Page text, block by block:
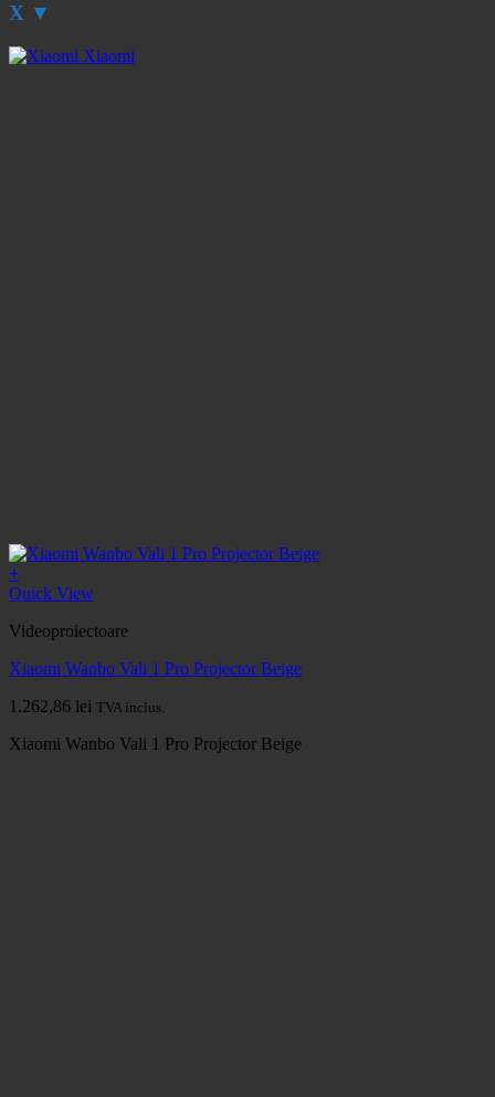
X ▼
Xiaomi
+
Quick View
Videoproiectoare
Xiaomi Wanbo Vali 1 Pro Projector Beige
1.262,86 lei TVA inclus.
Xiaomi Wanbo Vali 1 Pro Projector Beige